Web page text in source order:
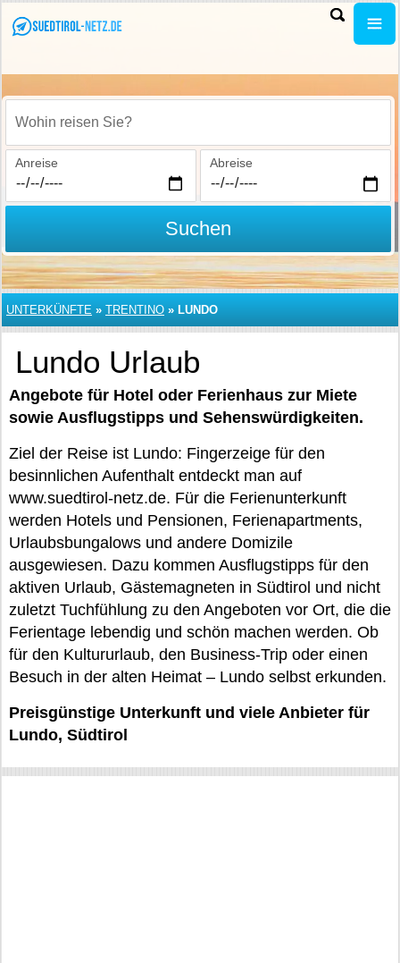
Wohin reisen Sie?
Anreise Abreise
Suchen
UNTERKÜNFTE » TRENTINO » LUNDO
Lundo Urlaub
Angebote für Hotel oder Ferienhaus zur Miete
sowie Ausflugstipps und Sehenswürdigkeiten.
Ziel der Reise ist Lundo: Fingerzeige für den
besinnlichen Aufenthalt entdeckt man auf
www.suedtirol-netz.de. Für die Ferienunterkunft
werden Hotels und Pensionen, Ferienapartments,
Urlaubsbungalows und andere Domizile
ausgewiesen. Dazu kommen Ausflugstipps für den
aktiven Urlaub, Gästemagneten in Südtirol und nicht
zuletzt Tuchfühlung zu den Angeboten vor Ort, die die
Ferientage lebendig und schön machen werden. Ob
für den Kultururlaub, den Business-Trip oder einen
Besuch in der alten Heimat – Lundo selbst erkunden.
Preisgünstige Unterkunft und viele Anbieter für
Lundo, Südtirol